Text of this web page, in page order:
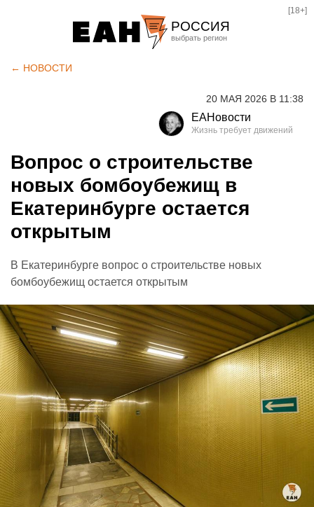
РОССИЯ
Курган
Оренбург
[18+]
← НОВОСТИ
20 МАЯ 2026 В 11:38
ЕАНовости
Вопрос о строительстве
новых бомбоубежищ в
Екатеринбурге остается
открытым
В Екатеринбурге вопрос о строительстве новых
бомбоубежищ остается открытым